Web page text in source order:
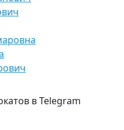
в Telegram